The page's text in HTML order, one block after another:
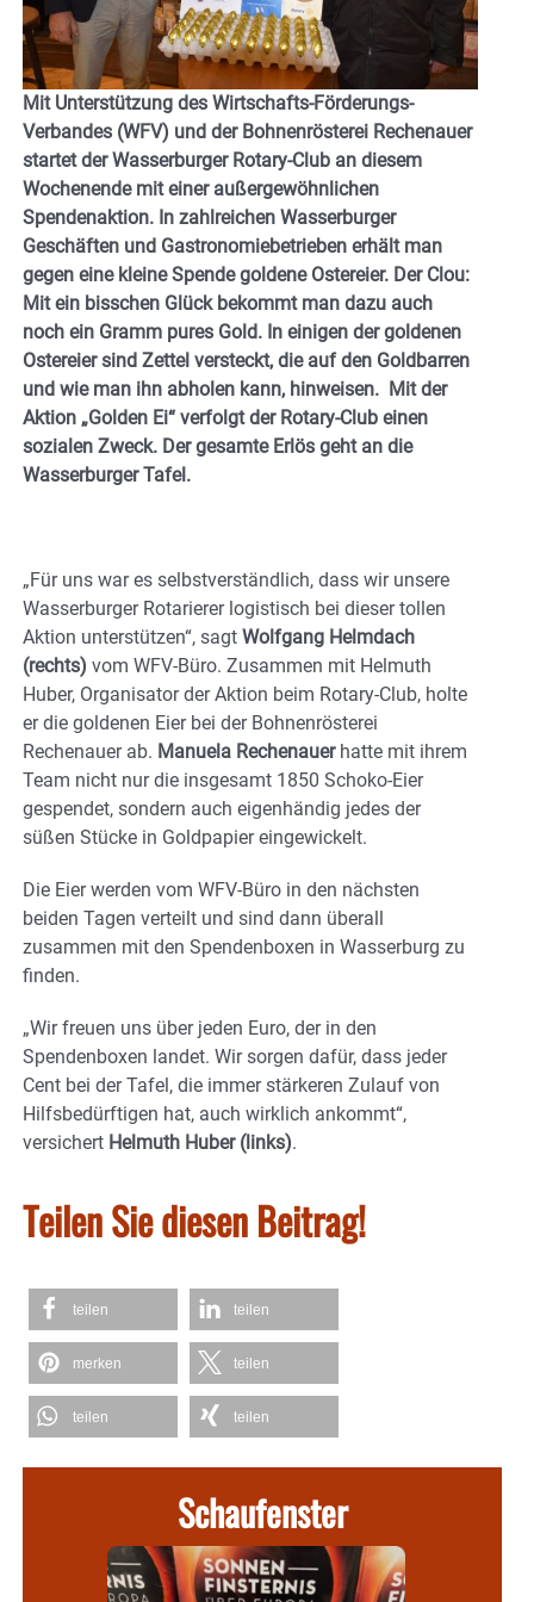
Mit Unterstützung des Wirtschafts-Förderungs-
Verbandes (WFV) und der Bohnenrösterei Rechenauer
startet der Wasserburger Rotary-Club an diesem
Wochenende mit einer außergewöhnlichen
Spendenaktion. In zahlreichen Wasserburger
Geschäften und Gastronomiebetrieben erhält man
gegen eine kleine Spende goldene Ostereier. Der Clou:
Mit ein bisschen Glück bekommt man dazu auch
noch ein Gramm pures Gold. In einigen der goldenen
Ostereier sind Zettel versteckt, die auf den Goldbarren
und wie man ihn abholen kann, hinweisen. Mit der
Aktion „Golden Ei“ verfolgt der Rotary-Club einen
sozialen Zweck. Der gesamte Erlös geht an die
Wasserburger Tafel.
„Für uns war es selbstverständlich, dass wir unsere
Wasserburger Rotarierer logistisch bei dieser tollen
Aktion unterstützen“, sagt Wolfgang Helmdach
(rechts) vom WFV-Büro. Zusammen mit Helmuth
Huber, Organisator der Aktion beim Rotary-Club, holte
er die goldenen Eier bei der Bohnenrösterei
Rechenauer ab. Manuela Rechenauerhatte mit ihrem
Team nicht nur die insgesamt 1850 Schoko-Eier
gespendet, sondern auch eigenhändig jedes der
süßen Stücke in Goldpapier eingewickelt.
Die Eier werden vom WFV-Büro in den nächsten
beiden Tagen verteilt und sind dann überall
zusammen mit den Spendenboxen in Wasserburg zu
finden.
„Wir freuen uns über jeden Euro, der in den
Spendenboxen landet. Wir sorgen dafür, dass jeder
Cent bei der Tafel, die immer stärkeren Zulauf von
Hilfsbedürftigen hat, auch wirklich ankommt“,
versichert Helmuth Huber (links).
Teilen Sie diesen Beitrag!
teilen teilen
merken teilen
teilen teilen
Schaufenster